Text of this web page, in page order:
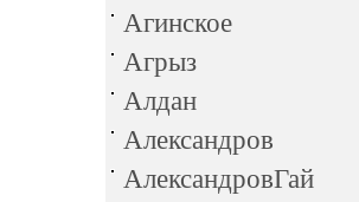
Агинское
Агрыз
Алдан
Александров
АлександровГай